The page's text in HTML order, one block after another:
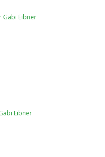
Gabi Eibner
Eibner